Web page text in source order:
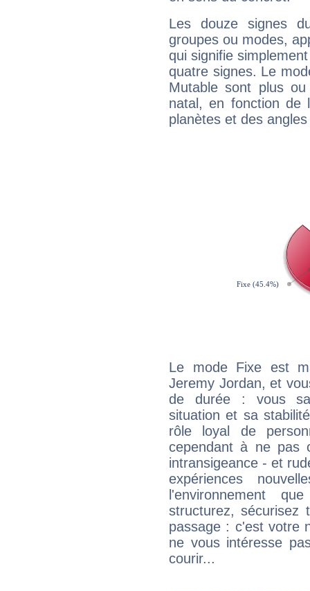
Les douze signes
groupes ou modes,
qui signifie
quatre signes. Le
Mutable sont plus
natal, en fonction de
planètes et des
Le mode Fixe est
Jeremy Jordan, et
de durée : vous
situation et sa
rôle loyal de
cependant à ne pas
intransigeance - et
expériences
l'environnement
structurez, sécurisez
passage : c'est votre
ne vous intéresse
courir...